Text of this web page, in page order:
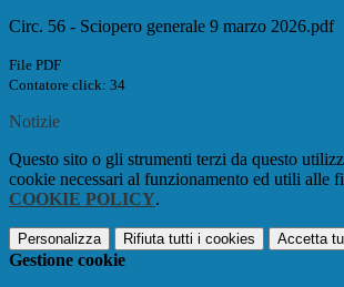
Circ. 56 - Sciopero generale 9 marzo 2026.pdf
File PDF
Contatore click: 34
Notizie
Questo sito o gli strumenti terzi da questo
cookie necessari al funzionamento ed utili alle
COOKIE POLICY.
Personalizza Rifiuta tutti i cookies Accetta
Gestione cookie